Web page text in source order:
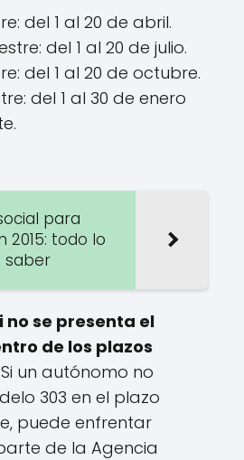
del 1 al 20 de abril.
del 1 al 20 de julio.
del 1 al 20 de octubre.
del 1 al 30 de enero
para
2015: todo lo
saber
no se presenta el
de los plazos
Si un autónomo no
303 en el plazo
puede enfrentar
de la Agencia